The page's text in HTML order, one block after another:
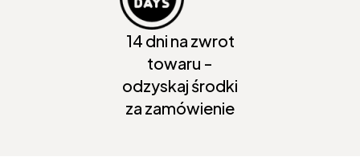
14 dni na zwrot
towaru -
odzyskaj środki
za zamówienie